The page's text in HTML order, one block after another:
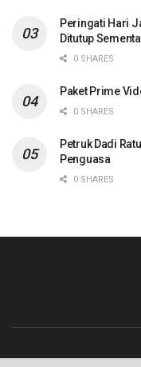
Peringati Hari
Ditutup
0 SHARES
Paket Prime
0 SHARES
Petruk Dadi
Penguasa
0 SHARES